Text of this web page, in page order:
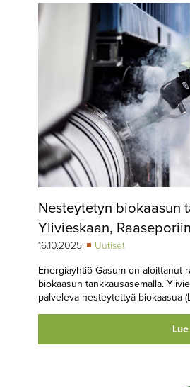
ARKISTO
TILAUSASIAT
MEDIATIEDOT
TIETOA
LEHDESTÄ
TAPAHTUMAT
YHTEYSTIEDOT
Nesteytetyn biokaasun
Ylivieskaan,
16.10.2025 Uutiset
Energiayhtiö Gasum on aloittanut
biokaasun tankkausasemalla.
palveleva nesteytettyä biokaasua